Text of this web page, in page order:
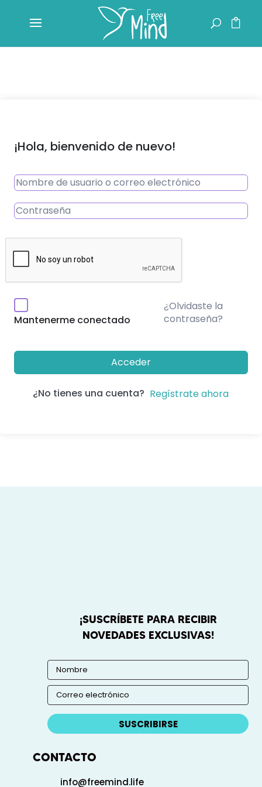
¡Hola, bienvenido de nuevo!
Mantenerme conectado
¿Olvidaste la
contraseña?
Acceder
¿No tienes una cuenta? Regístrate ahora
¡SUSCRÍBETE PARA RECIBIR
NOVEDADES EXCLUSIVAS!
SUSCRIBIRSE
CONTACTO
info@freemind.life